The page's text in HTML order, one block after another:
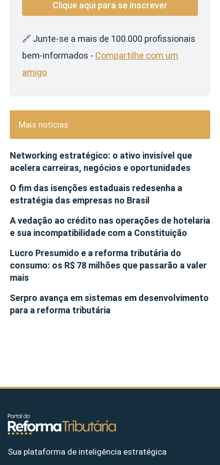
🔗 Junte-se a mais de 100.000 profissionais
bem-informados - Compartilhe com um
amigo
Mais notícias
Networking estratégico: o ativo invisível que
acelera carreiras, negócios e oportunidades
O fim das isenções estaduais redesenha a
estratégia das empresas no Brasil
A vedação ao crédito nas operações de hotelaria
e sua incompatibilidade com a Constituição
Lucro Presumido e a reforma tributária do
consumo: os R$ 78 milhões que passarão a valer
mais
Serpro avança em sistemas em desenvolvimento
para a reforma tributária
Sua plataforma de inteligência estratégica